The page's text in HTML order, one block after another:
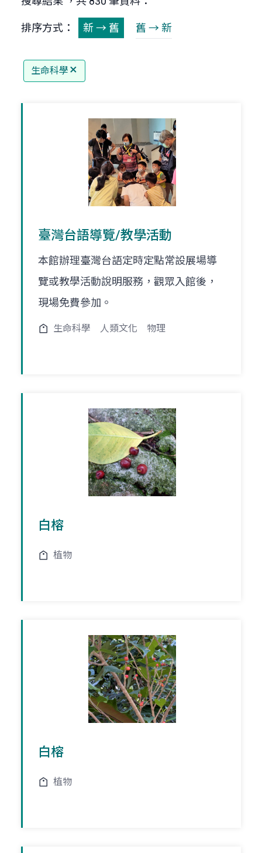
排序方式： 新 → 舊 舊 → 新
生命科學
臺灣台語導覽/教學活動
本館辦理臺灣台語定時定點常設展場導
覽或教學活動說明服務，觀眾入館後，
現場免費參加。
生命科學 人類文化 物理
白榕
植物
白榕
植物